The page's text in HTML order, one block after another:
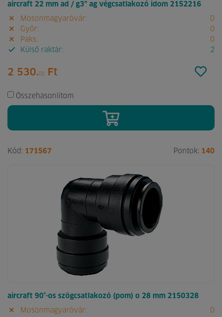
aircraft 22 mm ad / g3" ag végcsatlakozó idom 2152216
Mosonmagyaróvár:
0
Győr:
0
Paks:
0
Külső raktár:
2
2 530.00 Ft
Összehasonlítom
Kód: 171567 Pontok: 140
aircraft 90°-os szögcsatlakozó (pom) o 28 mm 2150328
Mosonmagyaróvár:
0